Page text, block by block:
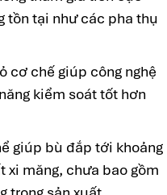
tồn tại như các pha thụ
cơ chế giúp công nghệ
kiểm soát tốt hơn
giúp bù đắp tới khoảng
măng, chưa bao gồm